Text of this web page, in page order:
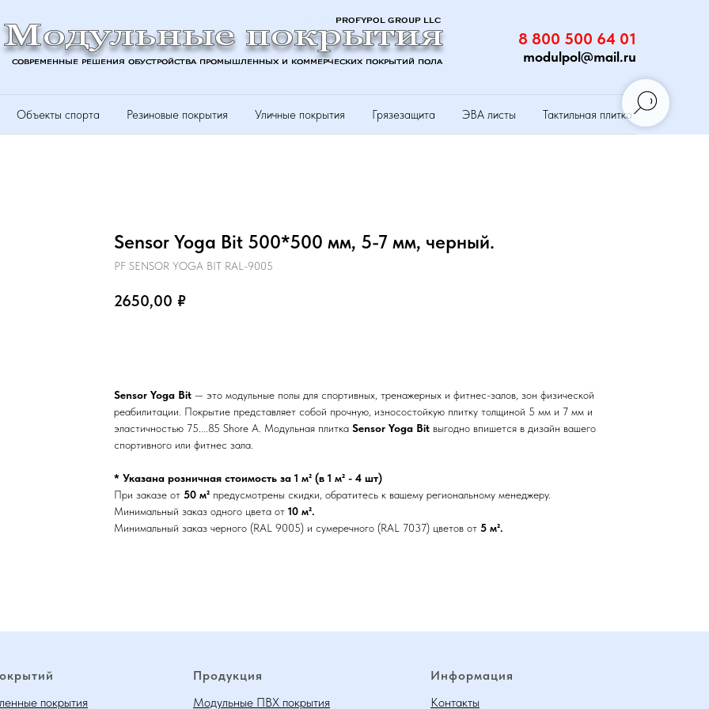
8 800 500 64 01
modulpol@mail.ru
Объекты спорта Резиновые покрытия Уличные покрытия Грязезащита ЭВА листы Тактильная плитка
Sensor Yoga Bit 500*500 мм, 5-7 мм, черный.
PF SENSOR YOGA BIT RAL-9005
2650,00 ₽
Sensor Yoga Bit — это модульные полы для спортивных, тренажерных и фитнес-залов, зон физической
реабилитации. Покрытие представляет собой прочную, износостойкую плитку толщиной 5 мм и 7 мм и
эластичностью 75....85 Shore A. Модульная плитка Sensor Yoga Bit выгодно впишется в дизайн вашего
спортивного или фитнес зала.
* Указана розничная стоимость за 1 м² (в 1 м² - 4 шт)
При заказе от 50 м² предусмотрены скидки, обратитесь к вашему региональному менеджеру.
Минимальный заказ одного цвета от 10 м².
Минимальный заказ черного (RAL 9005) и сумеречного (RAL 7037) цветов от 5 м².
покрытия
Продукция
Модульные ПВХ покрытия
Информация
Контакты